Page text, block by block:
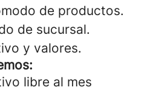
de productos.
de sucursal.
y valores.
libre al mes